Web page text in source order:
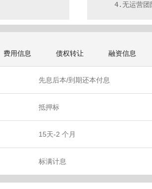
4.无运营团
费用信息 债权转让 融资信息
先息后本/到期还本付息
抵押标
15天-2 个月
标满计息